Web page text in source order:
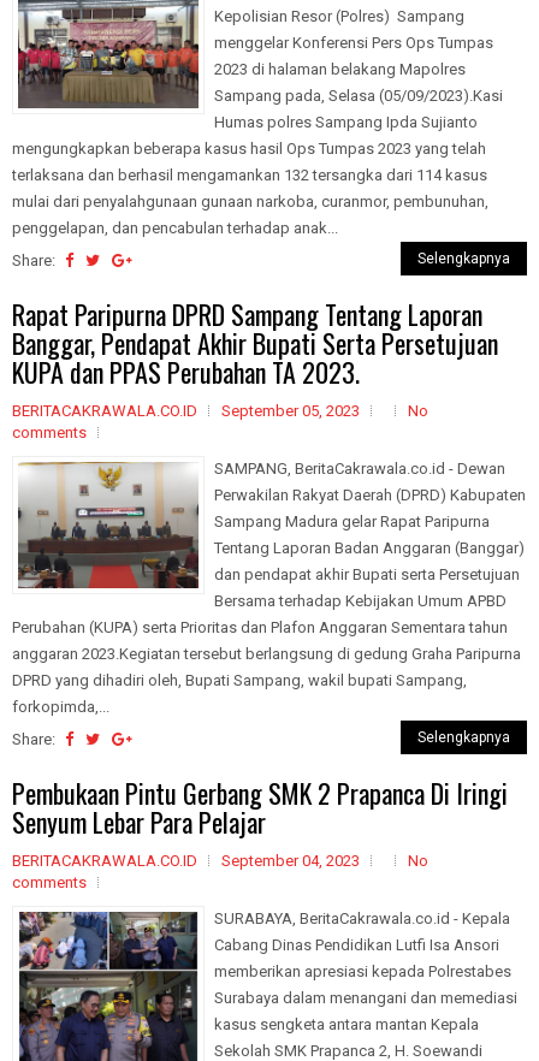
Kepolisian Resor (Polres) Sampang
menggelar Konferensi Pers Ops Tumpas
2023 di halaman belakang Mapolres
Sampang pada, Selasa (05/09/2023).Kasi
Humas polres Sampang Ipda Sujianto
mengungkapkan beberapa kasus hasil Ops Tumpas 2023 yang telah
terlaksana dan berhasil mengamankan 132 tersangka dari 114 kasus
mulai dari penyalahgunaan gunaan narkoba, curanmor, pembunuhan,
penggelapan, dan pencabulan terhadap anak...
Share:
Selengkapnya
Rapat Paripurna DPRD Sampang Tentang Laporan
Banggar, Pendapat Akhir Bupati Serta Persetujuan
KUPA dan PPAS Perubahan TA 2023.
BERITACAKRAWALA.CO.ID September 05, 2023
No
comments
SAMPANG, BeritaCakrawala.co.id - Dewan
Perwakilan Rakyat Daerah (DPRD) Kabupaten
Sampang Madura gelar Rapat Paripurna
Tentang Laporan Badan Anggaran (Banggar)
dan pendapat akhir Bupati serta Persetujuan
Bersama terhadap Kebijakan Umum APBD
Perubahan (KUPA) serta Prioritas dan Plafon Anggaran Sementara tahun
anggaran 2023.Kegiatan tersebut berlangsung di gedung Graha Paripurna
DPRD yang dihadiri oleh, Bupati Sampang, wakil bupati Sampang,
forkopimda,...
Share:
Selengkapnya
Pembukaan Pintu Gerbang SMK 2 Prapanca Di Iringi
Senyum Lebar Para Pelajar
BERITACAKRAWALA.CO.ID September 04, 2023
No
comments
SURABAYA, BeritaCakrawala.co.id - Kepala
Cabang Dinas Pendidikan Lutfi Isa Ansori
memberikan apresiasi kepada Polrestabes
Surabaya dalam menangani dan memediasi
kasus sengketa antara mantan Kepala
Sekolah SMK Prapanca 2, H. Soewandi